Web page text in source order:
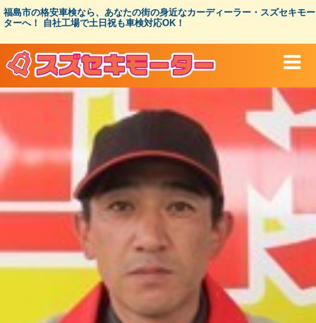
コ
ン
ツ
ス
ッ
プ
福島市の格安車検なら、あなたの街の身近なカーディーラー・スズセキモー
ターへ！ 自社工場で土日祝も車検対応OK！